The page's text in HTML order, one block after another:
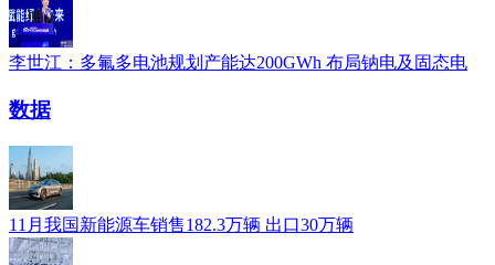
李世江：多氟多电池规划产能达200GWh 布局钠电及固态电
数据
11月我国新能源车销售182.3万辆 出口30万辆